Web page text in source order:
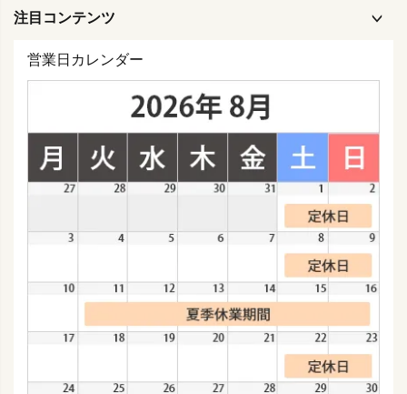
注目コンテンツ
営業日カレンダー